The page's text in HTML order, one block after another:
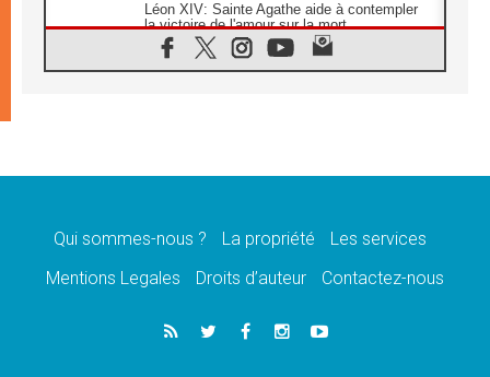
Léon XIV: Sainte Agathe aide à contempler
la victoire de l'amour sur la mort
08.08.2026
«Relancer l'empathie», le projet Triennal d'art
08.08.2026
07.08.2026
Calapan devient un diocèse
Congo-Brazzaville: le 15 août, entre solennité
de l'Assomption et mémoire nationale
Qui sommes-nous ? La propriété
Les services
Mentions Legales
Droits d’auteur Contactez-nous